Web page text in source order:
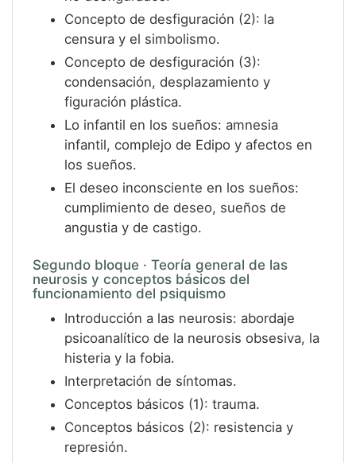
Concepto de desfiguración (2): la
censura y el simbolismo.
Concepto de desfiguración (3):
condensación, desplazamiento y
figuración plástica.
Lo infantil en los sueños: amnesia
infantil, complejo de Edipo y afectos en
los sueños.
El deseo inconsciente en los sueños:
cumplimiento de deseo, sueños de
angustia y de castigo.
Segundo bloque · Teoría general de las
neurosis y conceptos básicos del
funcionamiento del psiquismo
Introducción a las neurosis: abordaje
psicoanalítico de la neurosis obsesiva, la
histeria y la fobia.
Interpretación de síntomas.
Conceptos básicos (1): trauma.
Conceptos básicos (2): resistencia y
represión.